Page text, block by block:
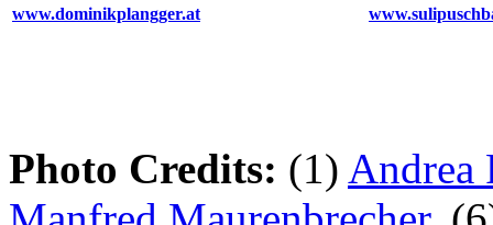
www.dominikplangger.at
Photo Credits: (1) Andrea